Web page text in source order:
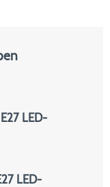
LED-
LED-